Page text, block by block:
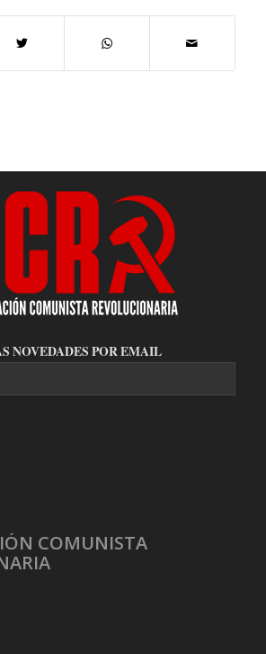
NOVEDADES POR EMAIL
COMUNISTA